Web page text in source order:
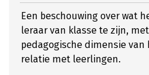
Een beschouwing over wat
leraar van klasse te zijn,
pedagogische dimensie
relatie met leerlingen.